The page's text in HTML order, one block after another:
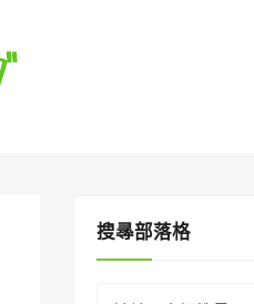
搜㝷部落格